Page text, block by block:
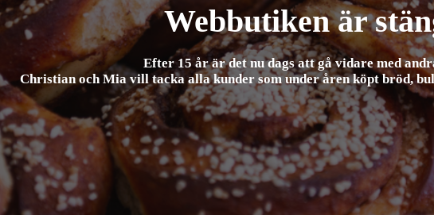
Webbutiken är
Efter 15 år är det nu dags att gå vidare med
Christian och Mia vill tacka alla kunder som under åren köpt bröd,